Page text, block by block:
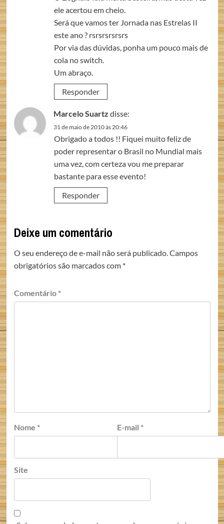
ele acertou em cheio.
Será que vamos ter Jornada nas Estrelas II
este ano ? rsrsrsrsrsrs
Por via das dúvidas, ponha um pouco mais de
cola no switch.
Um abraço.
Responder
Marcelo Suartz disse:
31 de maio de 2010 às 20:46
Obrigado a todos !! Fiquei muito feliz de
poder representar o Brasil no Mundial mais
uma vez, com certeza vou me preparar
bastante para esse evento!
Responder
Deixe um comentário
O seu endereço de e-mail não será publicado. Campos
obrigatórios são marcados com *
Comentário *
Nome * E-mail *
Site